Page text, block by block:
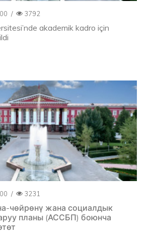
/ 3792
akademik kadro için
/ 3231
чөйрөнү жана социалдык
планы (АССБП) боюнча